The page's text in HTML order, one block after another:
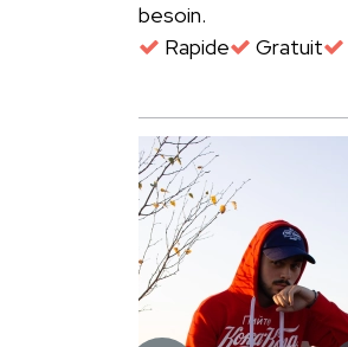
besoin.
Rapide
Gratuit